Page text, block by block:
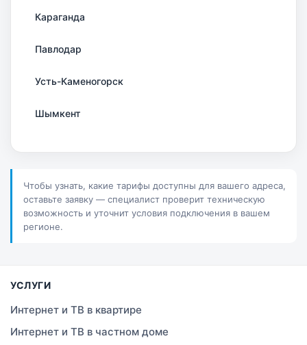
Караганда
Павлодар
Усть-Каменогорск
Шымкент
Петропавловск
Темиртау
Тараз
Чтобы узнать, какие тарифы доступны для вашего адреса,
оставьте заявку — специалист проверит техническую
возможность и уточнит условия подключения в вашем
регионе.
УСЛУГИ
Интернет и ТВ в квартире
Интернет и ТВ в частном доме